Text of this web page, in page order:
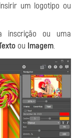
um logotipo ou
inscrição ou uma
ou Imagem.